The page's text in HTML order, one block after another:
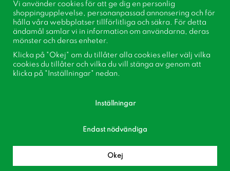
Nyhetsbrev
Om cookies
Inspiration
Bli medlem i vår kundklubb!
Vi använder cookies för att ge dig en personlig
shoppingupplevelse, personanpassad annonsering och för
hålla våra webbplatser tillförlitliga och säkra. För detta
ändamål samlar vi in information om användarna, deras
mönster och deras enheter.
Klicka på "Okej" om du tillåter alla cookies eller välj vilka
cookies du tillåter och vilka du vill stänga av genom att
klicka på "Inställningar" nedan.
Inställningar
Endast nödvändiga
Okej